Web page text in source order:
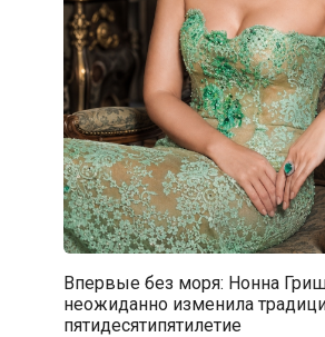
Впервые без моря: Нонна
неожиданно изменила
пятидесятипятилетие